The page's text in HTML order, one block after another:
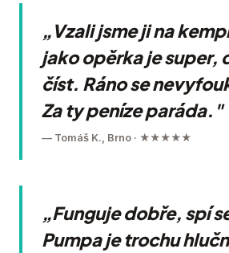
„Vzali jsme ji na
jako opěrka je super,
číst. Ráno se
Za ty peníze paráda."
— Tomáš K., Brno · ★★★★★
„Funguje dobře, spí
Pumpa je trochu